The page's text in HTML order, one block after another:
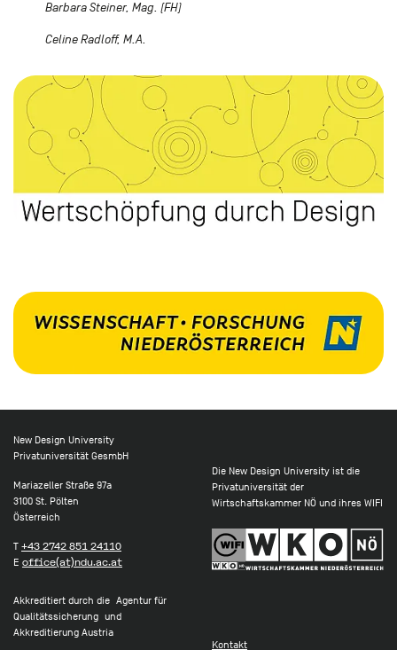
Barbara Steiner, Mag. (FH)
Celine Radloff, M.A.
New Design University
Privatuniversität GesmbH
Mariazeller Straße 97a
3100 St. Pölten
Österreich
T +43 2742 851 24110
E office(at)ndu.ac.at
Die New Design University ist die
Privatuniversität der
Wirtschaftskammer NÖ und ihres WIFI
Akkreditiert durch die Agentur für
Qualitätssicherung und
Akkreditierung Austria
Kontakt